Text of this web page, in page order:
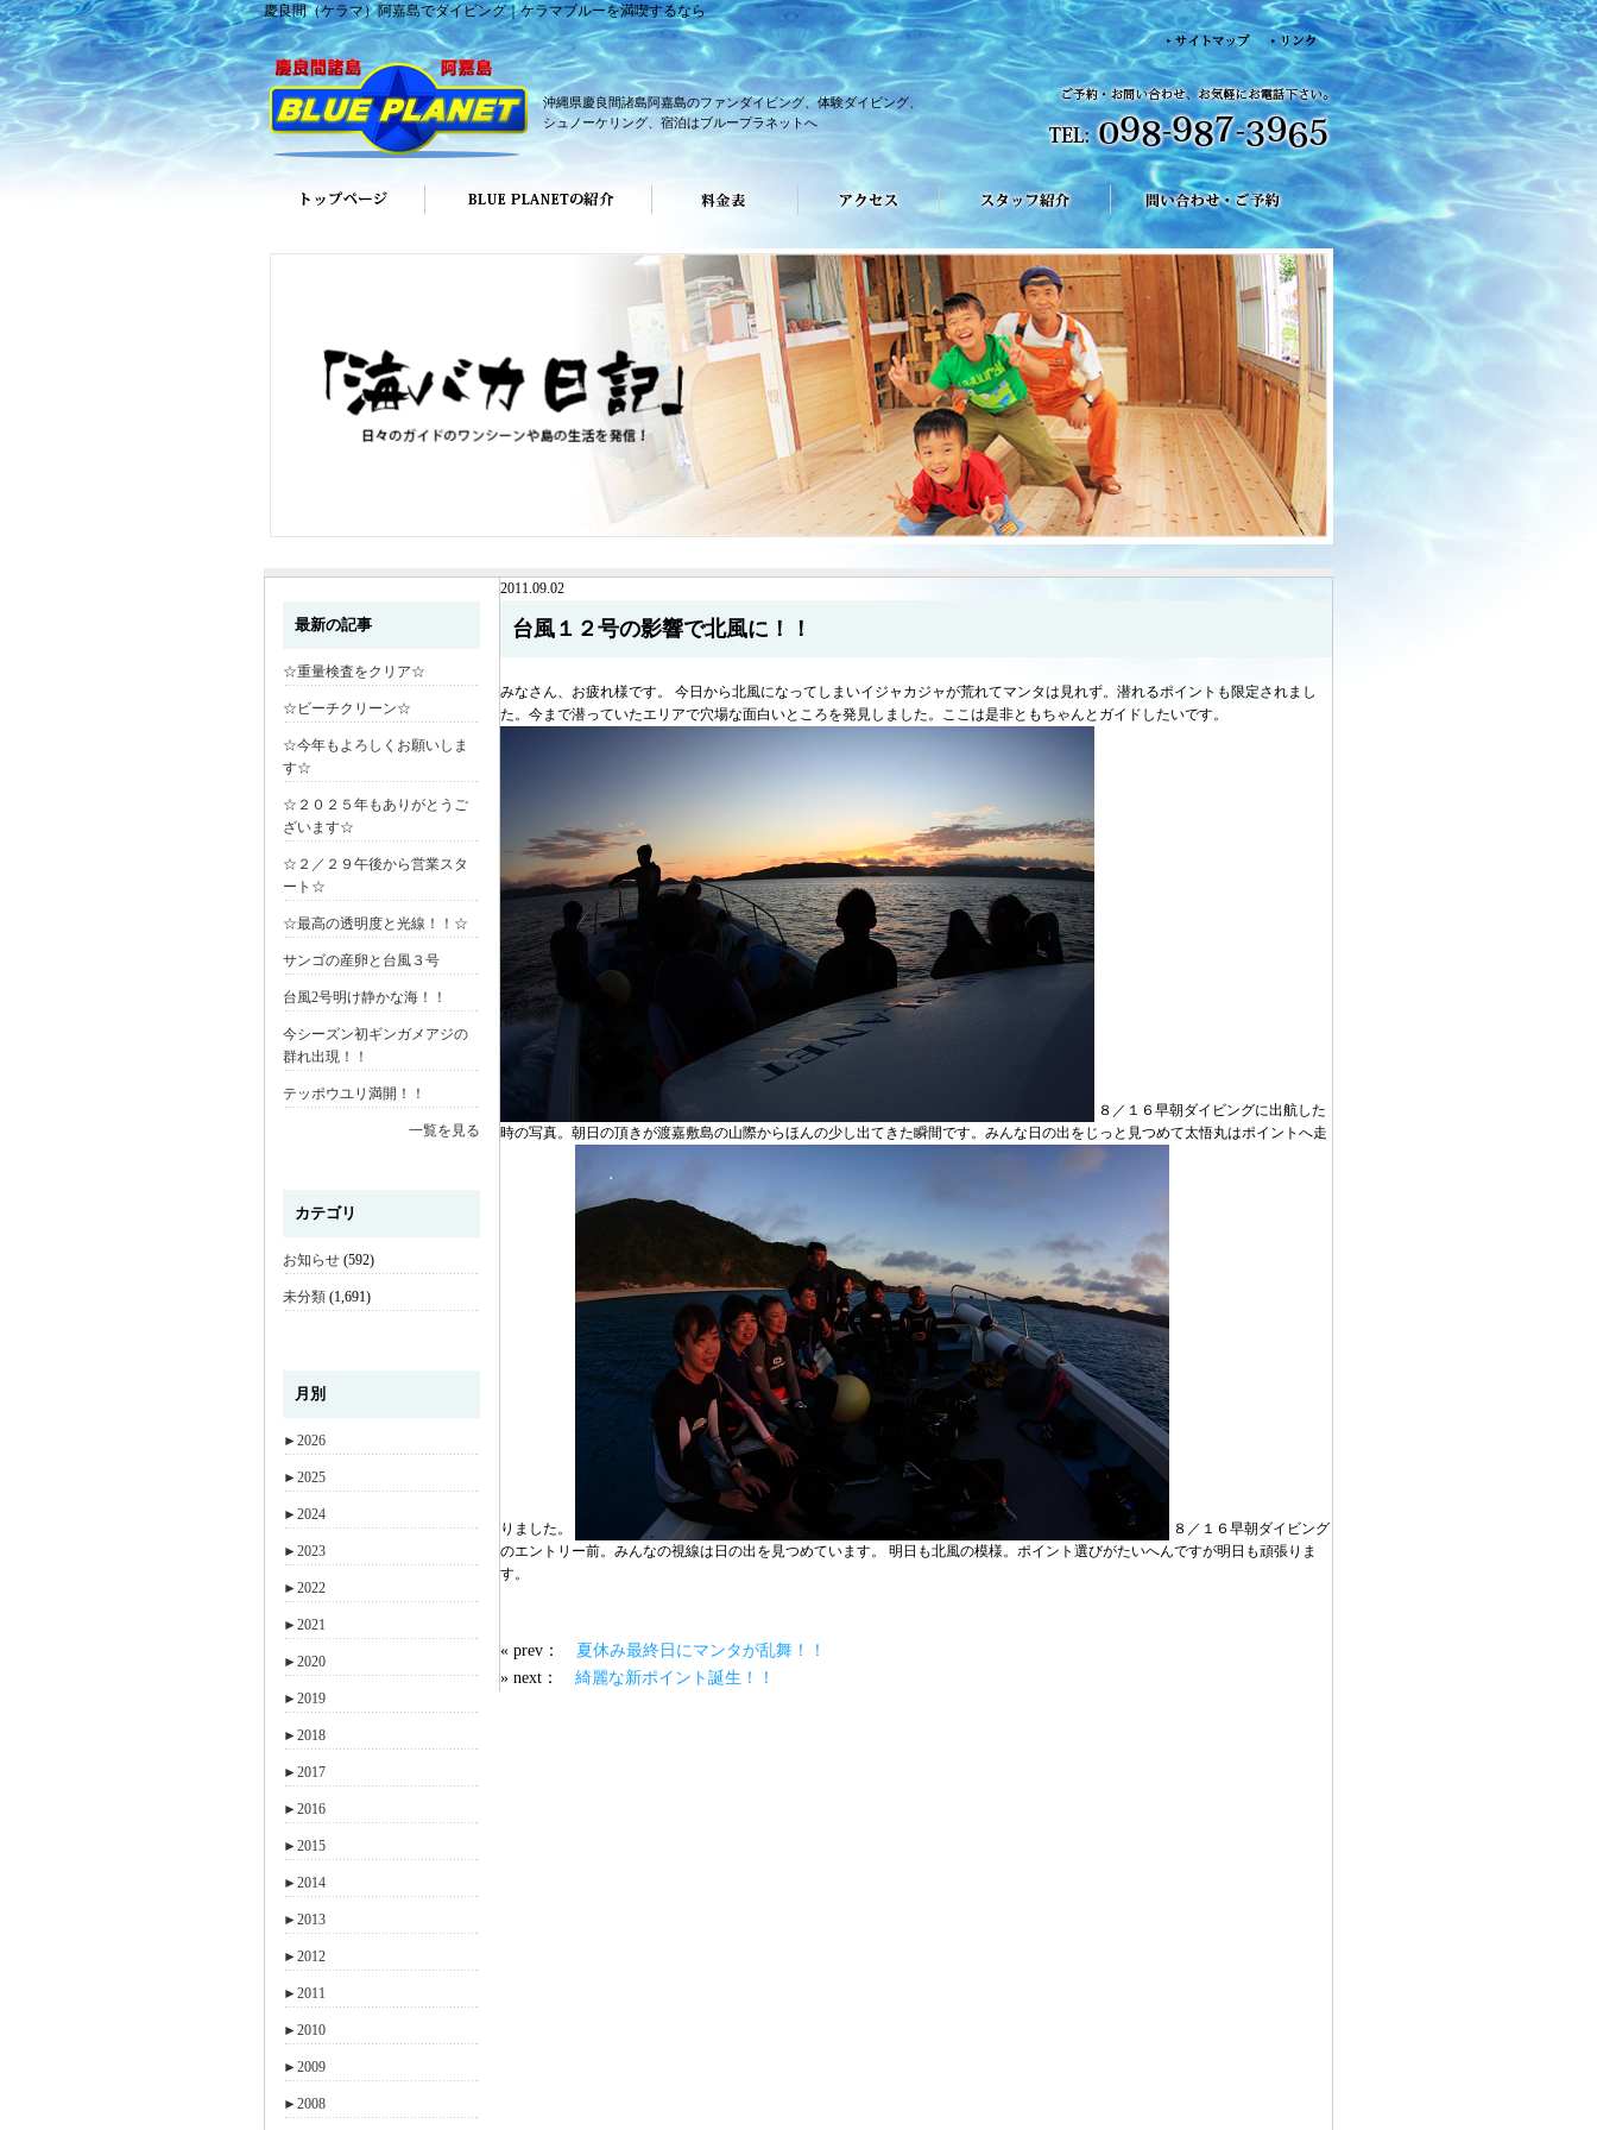
慶良間（ケラマ）阿嘉島でダイビング｜ケラマブルーを満喫するなら
沖縄県慶良間諸島阿嘉島のファンダイビング、体験ダイビング、
シュノーケリング、宿泊はブループラネットへ
最新の記事
☆重量検査をクリア☆
☆ビーチクリーン☆
☆今年もよろしくお願いしま
す☆
☆２０２５年もありがとうご
ざいます☆
☆２／２９午後から営業スタ
ート☆
☆最高の透明度と光線！！☆
サンゴの産卵と台風３号
台風2号明け静かな海！！
今シーズン初ギンガメアジの
群れ出現！！
テッポウユリ満開！！
一覧を見る
カテゴリ
お知らせ (592)
未分類 (1,691)
月別
►2026
►2025
►2024
►2023
►2022
►2021
►2020
►2019
►2018
►2017
►2016
►2015
►2014
►2013
►2012
►2011
►2010
►2009
►2008
2011.09.02
台風１２号の影響で北風に！！
みなさん、お疲れ様です。 今日から北風になってしまいイジャカジャが荒れてマンタは見れず。潜れるポイントも限定されまし
た。今まで潜っていたエリアで穴場な面白いところを発見しました。ここは是非ともちゃんとガイドしたいです。
８／１６早朝ダイビングに出航した
時の写真。朝日の頂きが渡嘉敷島の山際からほんの少し出てきた瞬間です。みんな日の出をじっと見つめて太悟丸はポイントへ走
りました。
８／１６早朝ダイビング
のエントリー前。みんなの視線は日の出を見つめています。 明日も北風の模様。ポイント選びがたいへんですが明日も頑張りま
す。
« prev： 夏休み最終日にマンタが乱舞！！
» next： 綺麗な新ポイント誕生！！